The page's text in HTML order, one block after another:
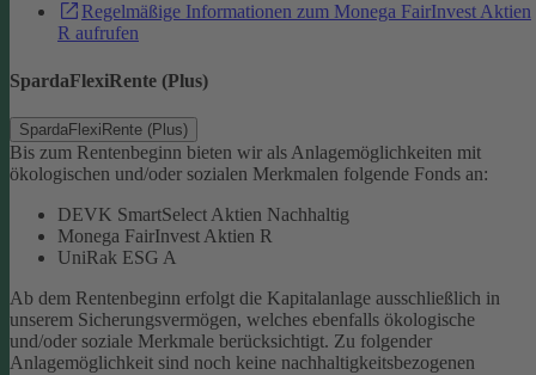
Regelmäßige Informationen zum Monega FairInvest Aktien
R aufrufen
SpardaFlexiRente (Plus)
SpardaFlexiRente (Plus)
Bis zum Rentenbeginn bieten wir als Anlagemöglichkeiten mit
ökologischen und/oder sozialen Merkmalen folgende Fonds an:
DEVK SmartSelect Aktien Nachhaltig
Monega FairInvest Aktien R
UniRak ESG A
Ab dem Rentenbeginn erfolgt die Kapitalanlage ausschließlich in
unserem Sicherungsvermögen, welches ebenfalls ökologische
und/oder soziale Merkmale berücksichtigt. Zu folgender
Anlagemöglichkeit sind noch keine nachhaltigkeitsbezogenen